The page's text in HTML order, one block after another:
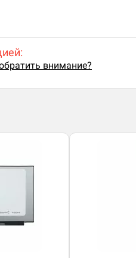
внимание?